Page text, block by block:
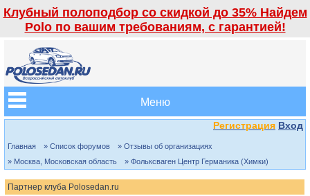
Клубный полоподбор со скидкой до 35% Найдем
Polo по вашим требованиям, с гарантией!
Меню
Регистрация Вход
Главная » Список форумов
» Отзывы об организациях
» Москва, Московская область
» Фольксваген Центр Германика (Химки)
Партнер клуба Polosedan.ru